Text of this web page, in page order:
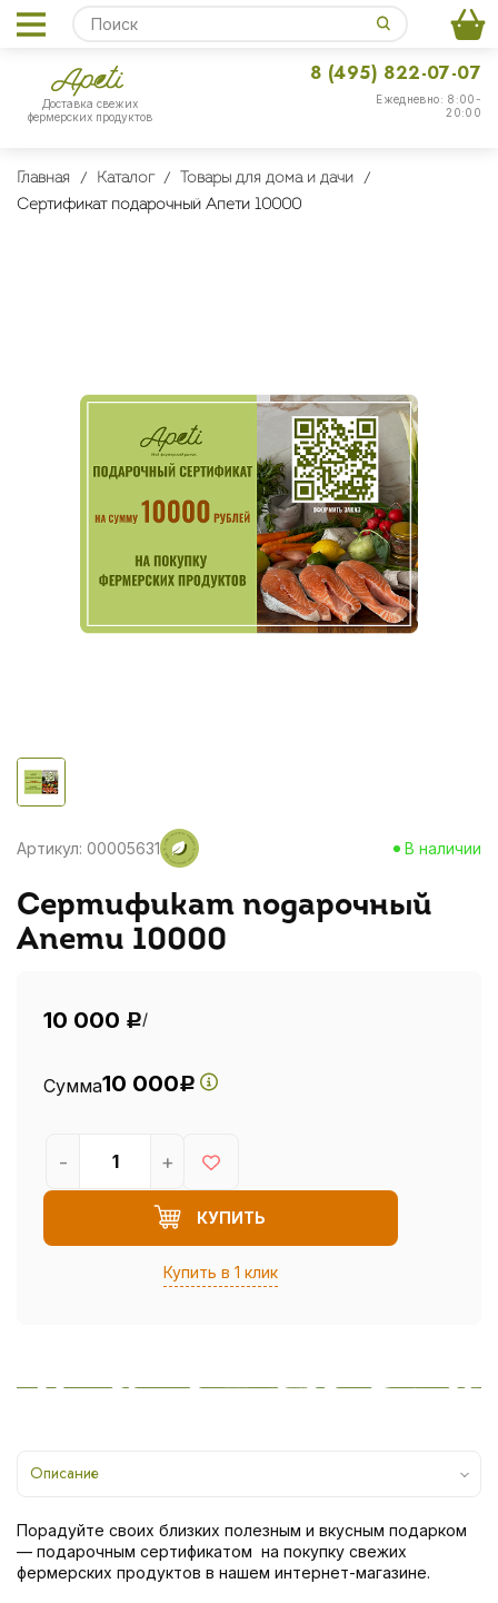
Доставка свежих
фермерских продуктов
Ежедневно: 8:00-
20:00
8 (495) 822-07-07
Главная Каталог
Товары для дома и дачи
Сертификат подарочный Апети 10000
Артикул: 00005631 В наличии
Сертификат подарочный
Апети 10000
10 000 Р/
Сумма10 000Р
КУПИТЬ
Купить в 1 клик
- +
Описание
Порадуйте своих близких полезным и вкусным подарком
— подарочным сертификатом на покупку свежих
фермерских продуктов в нашем интернет-магазине.